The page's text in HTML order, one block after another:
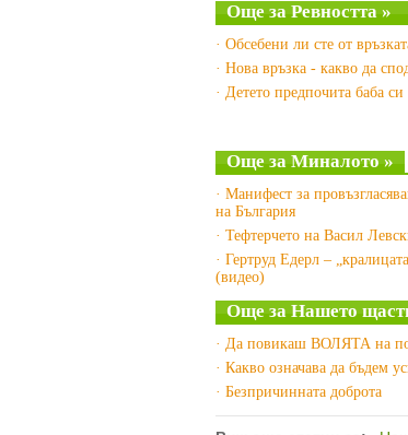
Още за Ревността »
· Обсебени ли сте от
· Нова връзка - какво да
· Детето предпочита баба си
Още за Миналото »
· Манифест за
на България
· Тефтерчето на Васил
· Гертруд Едерл –
(видео)
Още за Нашето
· Да повикаш ВОЛЯТА на
· Какво означава да бъдем
· Безпричинната доброта